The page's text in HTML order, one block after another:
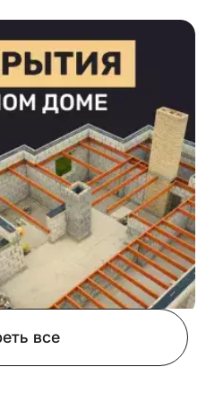
деревянные,
все